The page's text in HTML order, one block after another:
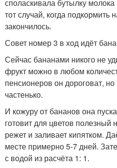
споласкивала бутылку
тот случай, когда подкормить
закончилось.
Совет номер 3 в ход идёт
Сейчас бананами никого не
фрукт можно в любом
пенсионеров он дороговат,
частенько.
И кожуру от бананов она
готовит для цветов полезный
режет и заливает кипятком.
месте примерно 5-7 дней.
с водой из расчёта 1: 1.